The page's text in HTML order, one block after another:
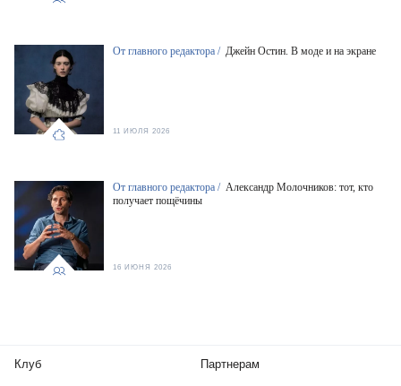
От главного редактора / Джейн Остин. В моде и на экране
11 ИЮЛЯ 2026
От главного редактора / Александр Молочников: тот, кто
получает пощёчины
16 ИЮНЯ 2026
Клуб Партнерам